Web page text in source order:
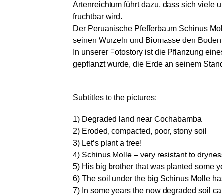
Artenreichtum führt dazu, dass sich viele
fruchtbar wird.
Der Peruanische Pfefferbaum Schinus
seinen Wurzeln und Biomasse den
In unserer Fotostory ist die Pflanzung
gepflanzt wurde, die Erde an seinem
Subtitles to the pictures:
1) Degraded land near Cochabamba
2) Eroded, compacted, poor, stony soil
3) Let’s plant a tree!
4) Schinus Molle – very resistant to
5) His big brother that was planted some
6) The soil under the big Schinus Molle
7) In some years the now degraded soil